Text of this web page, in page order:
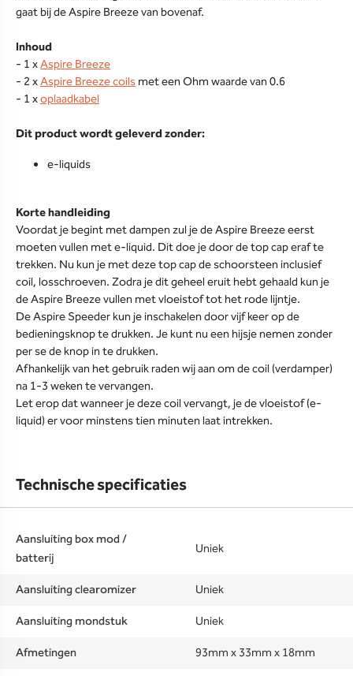
gaat bij de Aspire Breeze van bovenaf.
Inhoud
- 1 xAspire Breeze
- 2 xAspire Breeze coilsmet een Ohm waarde van 0.6
- 1 xoplaadkabel
Dit product wordt geleverd zonder:
e-liquids
Korte handleiding
Voordat je begint met dampen zul je de Aspire Breeze eerst
moeten vullen met e-liquid. Dit doe je door de top cap eraf te
trekken. Nu kun je met deze top cap de schoorsteen inclusief
coil, losschroeven. Zodra je dit geheel eruit hebt gehaald kun je
de Aspire Breeze vullen met vloeistof tot het rode lijntje.
De Aspire Speeder kun je inschakelen door vijf keer op de
bedieningsknop te drukken. Je kunt nu een hijsje nemen zonder
per se de knop in te drukken.
Afhankelijk van het gebruik raden wij aan om de coil (verdamper)
na 1-3 weken te vervangen.
Let erop dat wanneer je deze coil vervangt, je de vloeistof (e-
liquid) er voor minstens tien minuten laat intrekken.
Technische specificaties
Aansluiting box mod /
batterij
Uniek
Aansluiting clearomizer
Uniek
Aansluiting mondstuk
Uniek
Afmetingen
93mm x 33mm x 18mm